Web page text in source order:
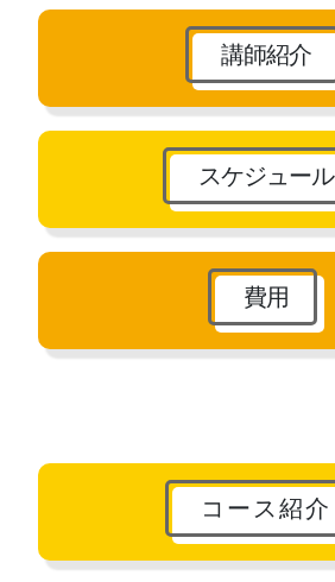
講師紹介
スケジュール
費用
コース紹介